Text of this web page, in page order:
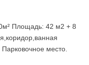
Площадь: 42 м2 + 8
место.